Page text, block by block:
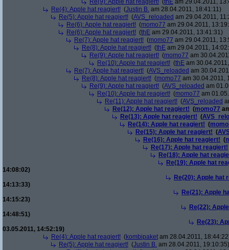
Re(9): Apple hat reagiert! (thE am 29.04.2011,
Re(4): Apple hat reagiert! (Justin B. am 28.04.2011, 18:41:11)
Re(5): Apple hat reagiert! (AVS_reloaded am 29.04.2011,
Re(6): Apple hat reagiert! (momo77 am 29.04.2011,
Re(6): Apple hat reagiert! (thE am 29.04.2011, 13:41:31)
Re(7): Apple hat reagiert! (momo77 am 29.04.2011,
Re(8): Apple hat reagiert! (thE am 29.04.2011,
Re(9): Apple hat reagiert! (momo77 am
Re(10): Apple hat reagiert! (thE am
Re(7): Apple hat reagiert! (AVS_reloaded am
Re(8): Apple hat reagiert! (momo77 am 30.04.2011,
Re(9): Apple hat reagiert! (AVS_reloaded am
Re(10): Apple hat reagiert! (momo77 am
Re(11): Apple hat reagiert! (AVS_reloaded
Re(12): Apple hat reagiert! (momo77
Re(13): Apple hat reagiert! (
Re(14): Apple hat reagiert! (
Re(15): Apple hat reagiert! (
Re(16): Apple hat reagiert! (
Re(17): Apple hat reagiert!
Re(18): Apple hat
Re(19): Apple hat
14:08:02)
Re(20): Apple hat
14:13:33)
Re(21): Apple
14:15:23)
Re(22):
14:48:51)
Re(23):
03.05.2011, 14:52:19)
Re(4): Apple hat reagiert! (kombipaket am 28.04.2011,
Re(5): Apple hat reagiert! (Justin B. am 28.04.2011, 19:10:35)